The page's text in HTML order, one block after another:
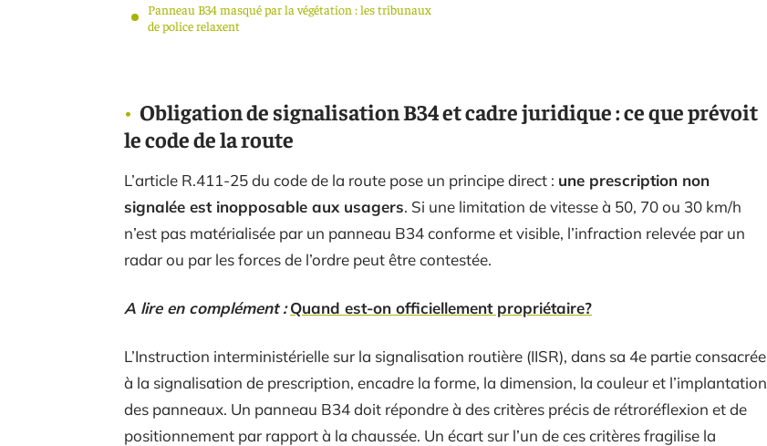
Panneau B34 masqué par la végétation : les tribunaux
de police relaxent
Obligation de signalisation B34 et cadre juridique : ce que prévoit
le code de la route
L’article R.411-25 du code de la route pose un principe direct : une prescription non
signalée est inopposable aux usagers. Si une limitation de vitesse à 50, 70 ou 30 km/h
n’est pas matérialisée par un panneau B34 conforme et visible, l’infraction relevée par un
radar ou par les forces de l’ordre peut être contestée.
A lire en complément : Quand est-on officiellement propriétaire?
L’Instruction interministérielle sur la signalisation routière (IISR), dans sa 4e partie consacrée
à la signalisation de prescription, encadre la forme, la dimension, la couleur et l’implantation
des panneaux. Un panneau B34 doit répondre à des critères précis de rétroréflexion et de
positionnement par rapport à la chaussée. Un écart sur l’un de ces critères fragilise la